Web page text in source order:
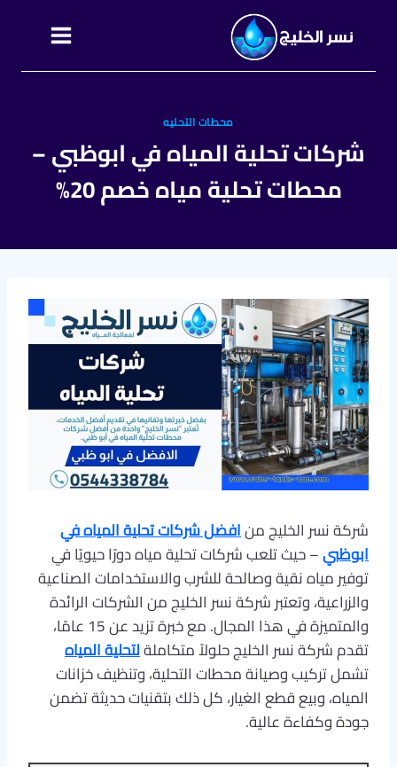
محطات التحليه
شركات تحلية المياه في ابوظبي –
محطات تحلية مياه خصم 20%
شركة نسر الخليج منافضل شركات تحلية المياه في
ابوظبي– حيث تلعب شركات تحلية مياه دورًا حيويًا في
توفير مياه نقية وصالحة للشرب والاستخدامات الصناعية
والزراعية، وتعتبر شركة نسر الخليج من الشركات الرائدة
والمتميزة في هذا المجال. مع خبرة تزيد عن 15 عامًا،
تقدم شركة نسر الخليج حلولاً متكاملةلتحلية المياه
تشمل تركيب وصيانة محطات التحلية، وتنظيف خزانات
المياه، وبيع قطع الغيار، كل ذلك بتقنيات حديثة تضمن
جودة وكفاءة عالية.